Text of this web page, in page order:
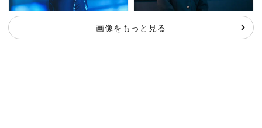
画像をもっと見る